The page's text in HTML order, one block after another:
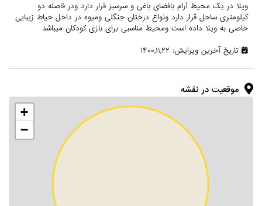
ویلا در یک محیط آرام بافضای باغی و سرسبز قرار دارد ودر فاصله دو
کیلومتری ساحل قرار دارد ونواع درختان جنگلی ومیوه در داخل حیاط زیبایی
خاصی به ویلا داده است ومحیط مناسبی برای بازی کودکان میباشد
تاریخ آخرین ویرایش: ۱۴۰۰,۱۱,۲۲
موقعیت در نقشه
+
−